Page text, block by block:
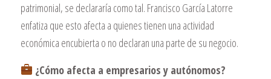
patrimonial, se declararía como tal. Francisco García Latorre
enfatiza que esto afecta a quienes tienen una actividad
económica encubierta o no declaran una parte de su negocio.
¿Cómo afecta a empresarios y autónomos?